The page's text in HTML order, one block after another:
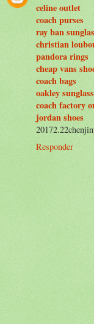
celine outlet
coach purses
ray ban
christian
pandora rings
cheap vans
coach bags
oakley
coach factory
jordan shoes
Responder